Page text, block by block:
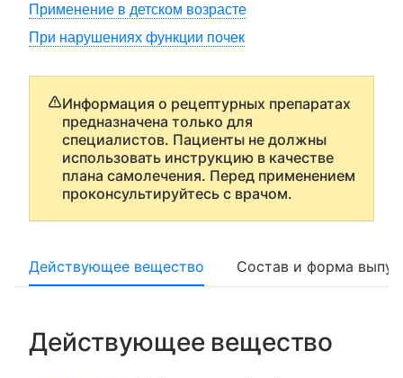
Применение в детском возрасте
При нарушениях функции почек
Информация о рецептурных препаратах
предназначена только для
специалистов. Пациенты не должны
использовать инструкцию в качестве
плана самолечения. Перед применением
проконсультируйтесь с врачом.
Действующее вещество Состав и форма
Действующее вещество